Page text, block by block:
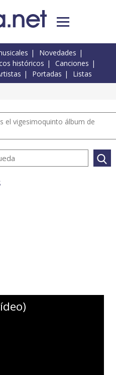
Novedades
históricos
Canciones
Portadas Listas
el vigesimoquinto álbum de